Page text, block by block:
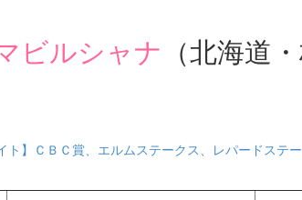
ビルシャナ （北海道
ト】ＣＢＣ賞、エルムステークス、レパードステ